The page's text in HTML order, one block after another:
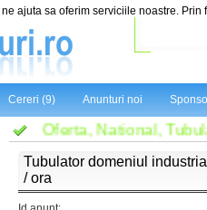
ne ajuta sa oferim serviciile noastre.
Cereri (9) Anunturi noi
Oferta, National,
Tubulator domeniul
/ ora